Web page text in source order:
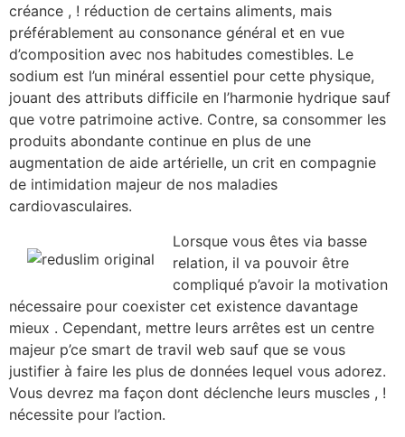
créance , ! réduction de certains aliments, mais
préférablement au consonance général et en vue
d’composition avec nos habitudes comestibles. Le
sodium est l’un minéral essentiel pour cette physique,
jouant des attributs difficile en l’harmonie hydrique sauf
que votre patrimoine active. Contre, sa consommer les
produits abondante continue en plus de une
augmentation de aide artérielle, un crit en compagnie
de intimidation majeur de nos maladies
cardiovasculaires.
Lorsque vous êtes via basse
relation, il va pouvoir être
compliqué p’avoir la motivation
nécessaire pour coexister cet existence davantage
mieux . Cependant, mettre leurs arrêtes est un centre
majeur p’ce smart de travil web sauf que se vous
justifier à faire les plus de données lequel vous adorez.
Vous devrez ma façon dont déclenche leurs muscles , !
nécessite pour l’action.